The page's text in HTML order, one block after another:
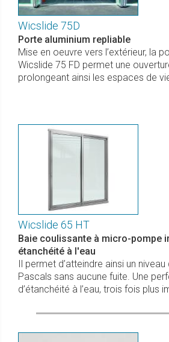
Wicslide 75D
Porte aluminium repliable
Mise en oeuvre vers l’extérieur, la
Wicslide 75 FD permet une
prolongeant ainsi les espaces de
Wicslide 65 HT
Baie coulissante à micro-pompe
étanchéité à l'eau
Il permet d’atteindre ainsi un
Pascals sans aucune fuite. Une
d’étanchéité à l’eau, trois fois plus